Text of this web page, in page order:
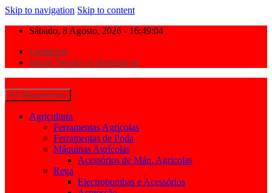
Skip to navigation Skip to content
Sábado, 8 Agosto, 2026 - 16:49:04
Contactos
Iniciar Sessão ou Registar-se
All Departments
Agricultura
Ferramentas Agrícolas
Ferramentas de Poda
Máquinas Agrícolas
Acessórios de Máq. Agricolas
Rega
Electrobombas e Acessórios